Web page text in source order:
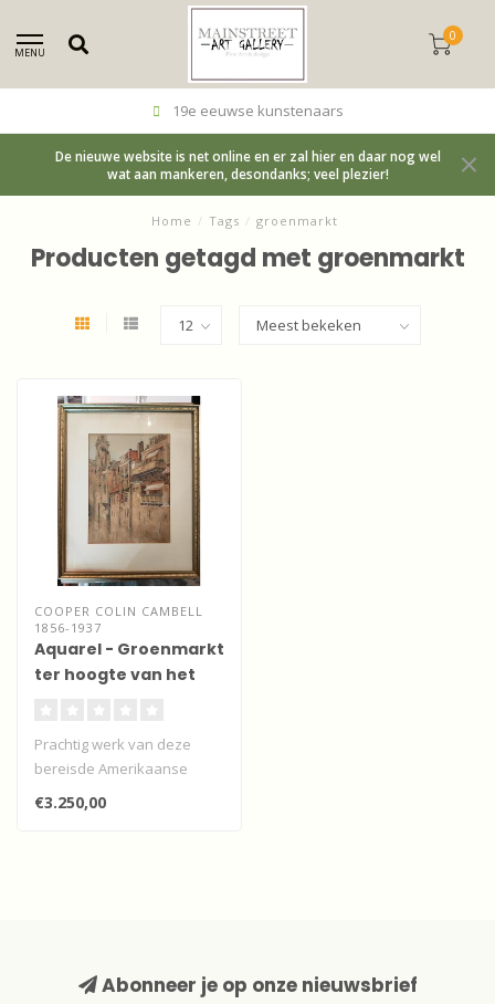
MENU
0
19e eeuwse kunstenaars
De nieuwe website is net online en er zal hier en daar nog wel
wat aan mankeren, desondanks; veel plezier!
Home / Tags / groenmarkt
Producten getagd met groenmarkt
COOPER COLIN CAMBELL
1856-1937
Aquarel - Groenmarkt
ter hoogte van het
Prachtig werk van deze
bereisde Amerikaanse
kunstenaar. Een zeldzaam
werk omdat ..
€3.250,00
Abonneer je op onze nieuwsbrief